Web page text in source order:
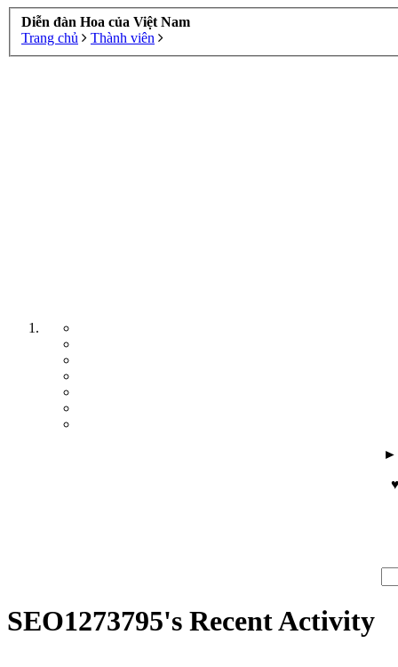
Diễn đàn Hoa của Việt Nam
Trang chủ
Thành viên
►
SEO1273795's Recent Activity